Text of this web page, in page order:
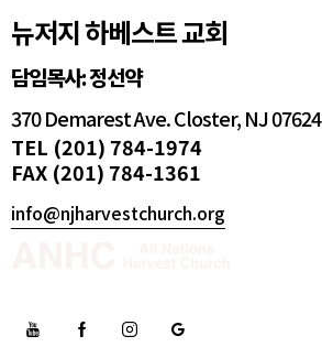
뉴저지 하베스트 교회
담임목사: 정선약
370 Demarest Ave. Closter, NJ 07624
TEL (201) 784-1974
FAX (201) 784-1361
info@njharvestchurch.org